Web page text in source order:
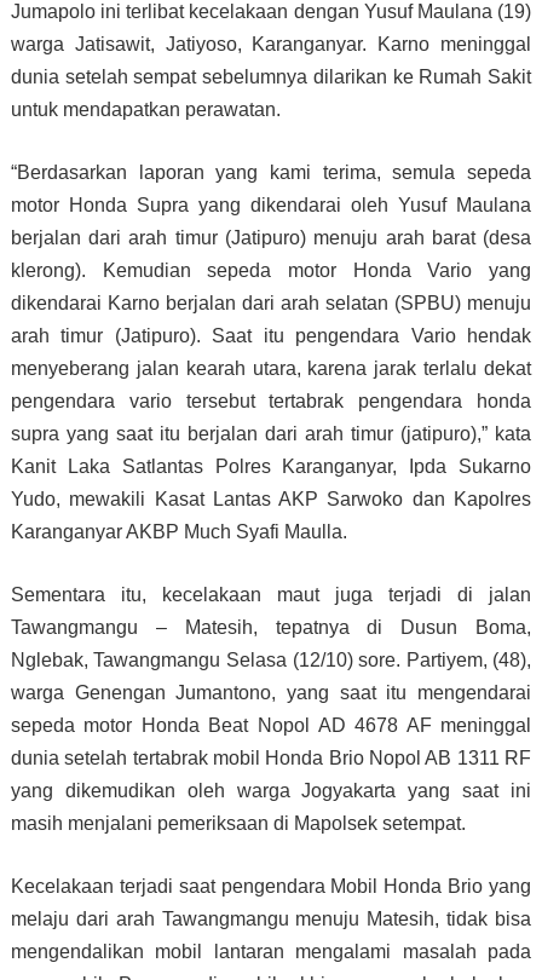
Jumapolo ini terlibat kecelakaan dengan Yusuf Maulana (19)
warga Jatisawit, Jatiyoso, Karanganyar. Karno meninggal
dunia setelah sempat sebelumnya dilarikan ke Rumah Sakit
untuk mendapatkan perawatan.
“Berdasarkan laporan yang kami terima, semula sepeda
motor Honda Supra yang dikendarai oleh Yusuf Maulana
berjalan dari arah timur (Jatipuro) menuju arah barat (desa
klerong). Kemudian sepeda motor Honda Vario yang
dikendarai Karno berjalan dari arah selatan (SPBU) menuju
arah timur (Jatipuro). Saat itu pengendara Vario hendak
menyeberang jalan kearah utara, karena jarak terlalu dekat
pengendara vario tersebut tertabrak pengendara honda
supra yang saat itu berjalan dari arah timur (jatipuro),” kata
Kanit Laka Satlantas Polres Karanganyar, Ipda Sukarno
Yudo, mewakili Kasat Lantas AKP Sarwoko dan Kapolres
Karanganyar AKBP Much Syafi Maulla.
Sementara itu, kecelakaan maut juga terjadi di jalan
Tawangmangu – Matesih, tepatnya di Dusun Boma,
Nglebak, Tawangmangu Selasa (12/10) sore. Partiyem, (48),
warga Genengan Jumantono, yang saat itu mengendarai
sepeda motor Honda Beat Nopol AD 4678 AF meninggal
dunia setelah tertabrak mobil Honda Brio Nopol AB 1311 RF
yang dikemudikan oleh warga Jogyakarta yang saat ini
masih menjalani pemeriksaan di Mapolsek setempat.
Kecelakaan terjadi saat pengendara Mobil Honda Brio yang
melaju dari arah Tawangmangu menuju Matesih, tidak bisa
mengendalikan mobil lantaran mengalami masalah pada